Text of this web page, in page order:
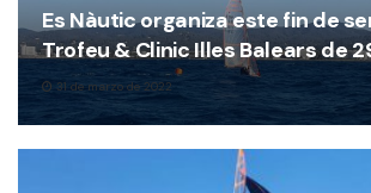
Es Nàutic organiza este fin de
Trofeu & Clinic Illes Balears de
31 de marzo de 2022